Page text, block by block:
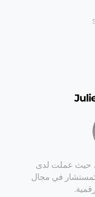
حيث عملت لدى
في مجال